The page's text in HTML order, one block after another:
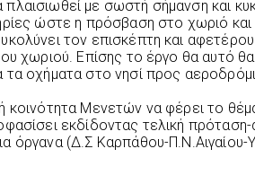
με σωστή σήμανση και
ώστε η πρόσβαση στο χωριό και
τον επισκέπτη και
χωριού. Επίσης το έργο θα αυτό θα
τα οχήματα στο νησί προς
κοινότητα Μενετών να φέρει το
εκδίδοντας τελική
όργανα (Δ.Σ Καρπάθου-Π.Ν.Αιγαίου-